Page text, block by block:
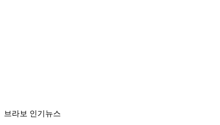
브라보 인기뉴스